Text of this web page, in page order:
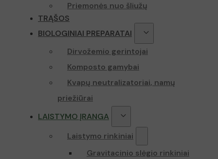
Priemonės nuo šliužų
TRĄŠOS
BIOLOGINIAI PREPARATAI
Dirvožemio gerintojai
Komposto gamybai
Kvapų neutralizatoriai, namų
priežiūrai
LAISTYMO ĮRANGA
Laistymo rinkiniai
Gravitacinio slėgio rinkiniai